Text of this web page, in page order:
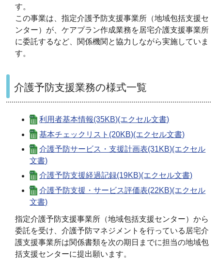
す。
この事業は、指定介護予防支援事業所（地域包括支援セ
ンター）が、ケアプラン作成業務を居宅介護支援事業所
に委託するなど、関係機関と協力しながら実施していま
す。
介護予防支援業務の様式一覧
利用者基本情報(35KB)(エクセル文書)
基本チェックリスト(20KB)(エクセル文書)
介護予防サービス・支援計画表(31KB)(エクセル
文書)
介護予防支援経過記録(19KB)(エクセル文書)
介護予防支援・サービス評価表(22KB)(エクセル
文書)
指定介護予防支援事業所（地域包括支援センター）から
委託を受け、介護予防マネジメントを行っている居宅介
護支援事業所は関係書類を次の期日までに担当の地域包
括支援センターに提出願います。